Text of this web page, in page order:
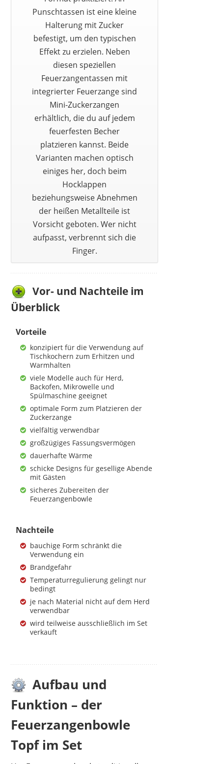
BLISSBUILT
49,99 €*
HEMOTON
53,39 €*
BLISSBUILT
Punschtassen ist eine kleine
Halterung mit Zucker
befestigt, um den typischen
Effekt zu erzielen. Neben
diesen speziellen
Feuerzangentassen mit
integrierter Feuerzange sind
Mini-Zuckerzangen
erhältlich, die du auf jedem
feuerfesten Becher
platzieren kannst. Beide
Varianten machen optisch
einiges her, doch beim
Hocklappen
beziehungsweise Abnehmen
der heißen Metallteile ist
Vorsicht geboten. Wer nicht
aufpasst, verbrennt sich die
Finger.
Vor- und Nachteile im
Überblick
Vorteile
konzipiert für die Verwendung auf
Tischkochern zum Erhitzen und
Warmhalten
viele Modelle auch für Herd,
Backofen, Mikrowelle und
Spülmaschine geeignet
optimale Form zum Platzieren der
Zuckerzange
vielfältig verwendbar
großzügiges Fassungsvermögen
dauerhafte Wärme
schicke Designs für gesellige Abende
mit Gästen
sicheres Zubereiten der
Feuerzangenbowle
Nachteile
bauchige Form schränkt die
Verwendung ein
Brandgefahr
Temperaturregulierung gelingt nur
bedingt
je nach Material nicht auf dem Herd
verwendbar
wird teilweise ausschließlich im Set
verkauft
Aufbau und
Funktion – der
Feuerzangenbowle
Topf im Set